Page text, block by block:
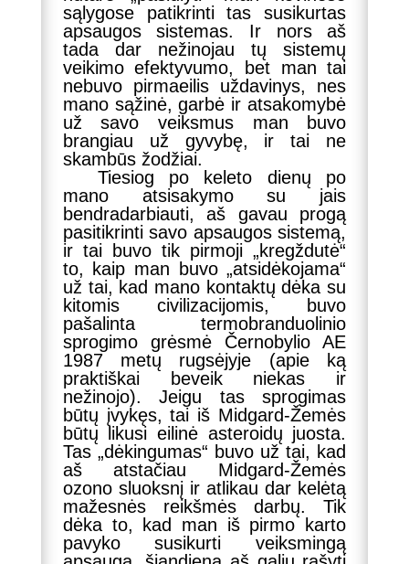
sąlygose patikrinti tas susikurtas
apsaugos sistemas. Ir nors aš
tada dar nežinojau tų sistemų
veikimo efektyvumo, bet man tai
nebuvo pirmaeilis uždavinys, nes
mano sąžinė, garbė ir atsakomybė
už savo veiksmus man buvo
brangiau už gyvybę, ir tai ne
skambūs žodžiai.
Tiesiog po keleto dienų po
mano atsisakymo su jais
bendradarbiauti, aš gavau progą
pasitikrinti savo apsaugos sistemą,
ir tai buvo tik pirmoji „kregždutė“
to, kaip man buvo „atsidėkojama“
už tai, kad mano kontaktų dėka su
kitomis civilizacijomis, buvo
pašalinta termobranduolinio
sprogimo grėsmė Černobylio AE
1987 metų rugsėjyje (apie ką
praktiškai beveik niekas ir
nežinojo). Jeigu tas sprogimas
būtų įvykęs, tai iš Midgard-Žemės
būtų likusi eilinė asteroidų juosta.
Tas „dėkingumas“ buvo už tai, kad
aš atstačiau Midgard-Žemės
ozono sluoksnį ir atlikau dar kelėtą
mažesnės reikšmės darbų. Tik
dėka to, kad man iš pirmo karto
pavyko susikurti veiksmingą